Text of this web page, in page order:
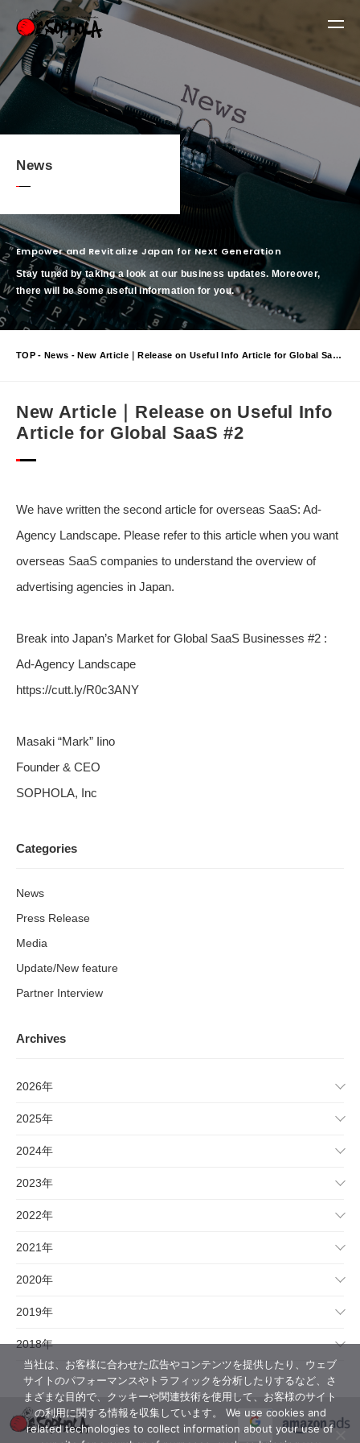
News
Empower and Revitalize Japan for Next Generation
Stay tuned by taking a look at our business updates. Moreover,
there will be some useful information for you.
TOP - News - New Article｜Release on Useful Info Article for Global SaaS #2
New Article｜Release on Useful Info
Article for Global SaaS #2
We have written the second article for overseas SaaS: Ad-
Agency Landscape. Please refer to this article when you want
overseas SaaS companies to understand the overview of
advertising agencies in Japan.
Break into Japan’s Market for Global SaaS Businesses #2 :
Ad-Agency Landscape
https://cutt.ly/R0c3ANY
Masaki “Mark” Iino
Founder & CEO
SOPHOLA, Inc
Categories
News
Press Release
Media
Update/New feature
Partner Interview
Archives
2026年
2025年
2024年
2023年
2022年
2021年
2020年
2019年
2018年
当社は、お客様に合わせた広告やコンテンツを提供したり、ウェブ
サイトのパフォーマンスやトラフィックを分析したりするなど、さ
まざまな目的で、クッキーや関連技術を使用して、お客様のサイト
の利用に関する情報を収集しています。 We use cookies and
related technologies to collect information about your use of